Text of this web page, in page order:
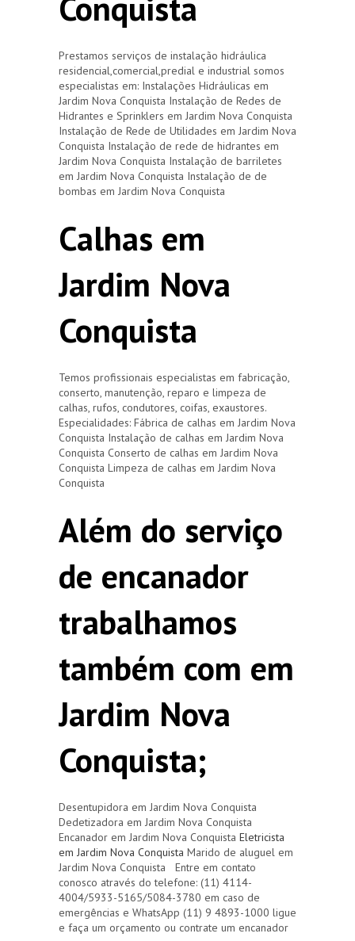
Prestamos serviços de instalação hidráulica
residencial,comercial,predial e industrial somos
especialistas em: Instalações Hidráulicas em
Jardim Nova Conquista Instalação de Redes de
Hidrantes e Sprinklers em Jardim Nova Conquista
Instalação de Rede de Utilidades em Jardim Nova
Conquista Instalação de rede de hidrantes em
Jardim Nova Conquista Instalação de barriletes
em Jardim Nova Conquista Instalação de de
bombas em Jardim Nova Conquista
Calhas em
Jardim Nova
Conquista
Temos profissionais especialistas em fabricação,
conserto, manutenção, reparo e limpeza de
calhas, rufos, condutores, coifas, exaustores.
Especialidades: Fábrica de calhas em Jardim Nova
Conquista Instalação de calhas em Jardim Nova
Conquista Conserto de calhas em Jardim Nova
Conquista Limpeza de calhas em Jardim Nova
Conquista
Além do serviço
de encanador
trabalhamos
também com em
Jardim Nova
Conquista;
Desentupidora em Jardim Nova Conquista
Dedetizadora em Jardim Nova Conquista
Encanador em Jardim Nova Conquista Eletricista
em Jardim Nova Conquista Marido de aluguel em
Jardim Nova Conquista Entre em contato
conosco através do telefone: (11) 4114-
4004/5933-5165/5084-3780 em caso de
emergências e WhatsApp (11) 9 4893-1000 ligue
e faça um orçamento ou contrate um encanador